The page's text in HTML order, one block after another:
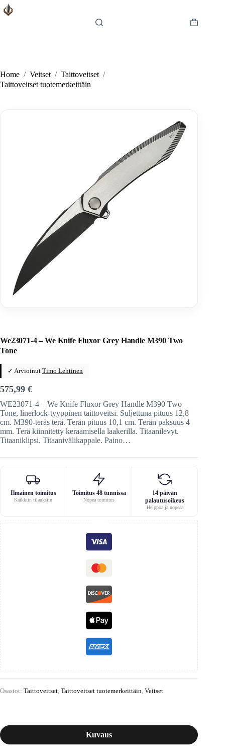
Skip
to
Shopping
Home / Veitset / Taittoveitset /
Taittoveitset tuotemerkeittäin
We23071-4 – We Knife Fluxor Grey Handle M390 Two
Tone
✓ Arvioinut Timo Lehtinen
575,99 €
WE23071-4 – We Knife Fluxor Grey Handle M390 Two
Tone, linerlock-tyyppinen taittoveitsi. Suljettuna pituus 12,8
cm. M390-teräs terä. Terän pituus 10,1 cm. Terän paksuus 4
mm. Terä kiinnitetty keraamisella laakerilla. Titaanilevyt.
Titaaniklipsi. Titaanivälikappale. Paino…
Ilmainen toimitus
Kaikkiin tilauksiin
Toimitus 48 tunnissa
Nopea toimitus
14 päivän
palautusoikeus
Helppoa ja nopeaa
Osastot: Taittoveitset, Taittoveitset tuotemerkeittäin, Veitset
Kuvaus